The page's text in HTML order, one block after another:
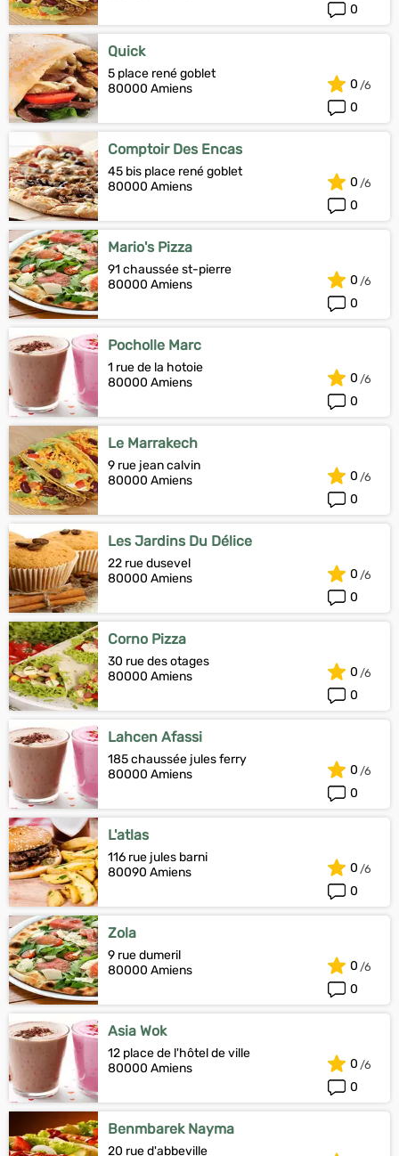
0
Quick
5 place rené goblet
80000 Amiens
0
0
Comptoir Des Encas
45 bis place rené goblet
80000 Amiens
0
0
Mario's Pizza
91 chaussée st-pierre
80000 Amiens
0
0
Pocholle Marc
1 rue de la hotoie
80000 Amiens
0
0
Le Marrakech
9 rue jean calvin
80000 Amiens
0
0
Les Jardins Du Délice
22 rue dusevel
80000 Amiens
0
0
Corno Pizza
30 rue des otages
80000 Amiens
0
0
Lahcen Afassi
185 chaussée jules ferry
80000 Amiens
0
0
L'atlas
116 rue jules barni
80090 Amiens
0
0
Zola
9 rue dumeril
80000 Amiens
0
0
Asia Wok
12 place de l'hôtel de ville
80000 Amiens
0
0
Benmbarek Nayma
20 rue d'abbeville